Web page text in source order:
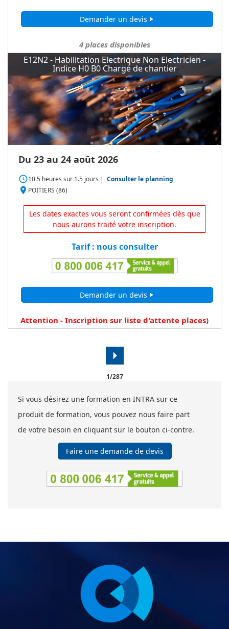
Demander un devis play_arrow
4 places disponibles
E12N2 - Habilitation Electrique Non Electricien -
Indice H0 B0 Chargé de chantier
Du 23 au 24 août 2026
access_time10.5 heures sur 1.5 jours | Consulter le planning
place POITIERS (86)
Les dates exactes vous seront confirmées dès que
nous aurons traité votre inscription.
Tarif : nous consulter
Demander un devis play_arrow
Attention - Inscription sur liste d'attente places)
arrow_right
1/287
Si vous désirez une formation en INTRA sur ce
produit de formation, vous pouvez nous faire part
de votre besoin en cliquant sur le bouton ci-contre.
Faire une demande de devis